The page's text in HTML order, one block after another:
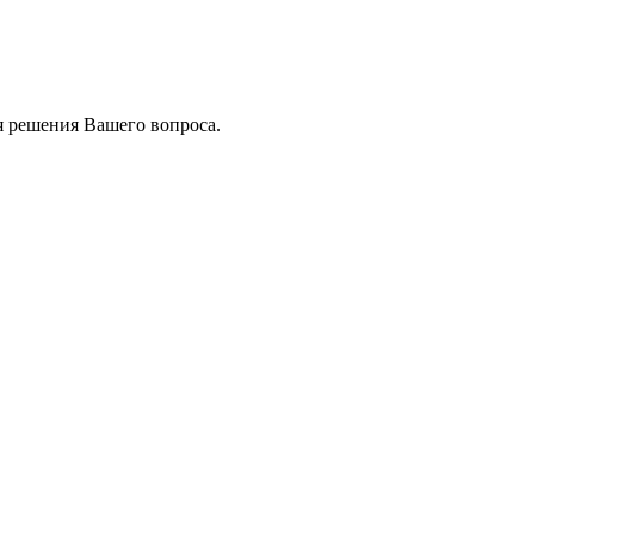
решения Вашего вопроса.